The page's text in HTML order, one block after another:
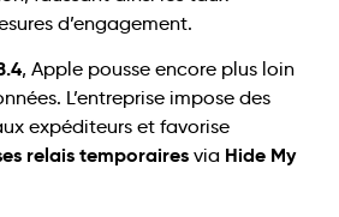
d’engagement.
, Apple pousse encore plus loin
L’entreprise impose des
expéditeurs et favorise
relais temporaires via Hide My